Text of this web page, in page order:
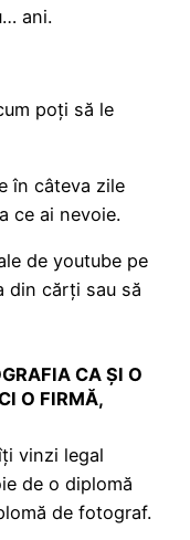
ani.
poți să le
în câteva zile
ce ai nevoie.
de youtube pe
din cărți sau să
CA ȘI O
O FIRMĂ,
vinzi legal
de o diplomă
de fotograf.